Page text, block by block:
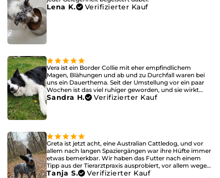
Lena K. Verifizierter Kauf
Vera ist ein Border Collie mit eher empfindlichem
Magen, Blähungen und ab und zu Durchfall waren bei
uns ein Dauerthema. Seit der Umstellung vor ein paar
Wochen ist das viel ruhiger geworden, und sie wirkt
auch insgesamt zufriedener nach dem Fressen.
Sandra H. Verifizierter Kauf
Greta ist jetzt acht, eine Australian Cattledog, und vor
allem nach langen Spaziergängen war ihre Hüfte immer
etwas bemerkbar. Wir haben das Futter nach einem
Tipp aus der Tierarztpraxis ausprobiert, vor allem wegen
der Grünlippmuschel. Die ersten Tage hat sie das
Tanja S. Verifizierter Kauf